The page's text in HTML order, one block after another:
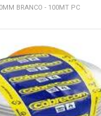
BRANCO - 100MT PC